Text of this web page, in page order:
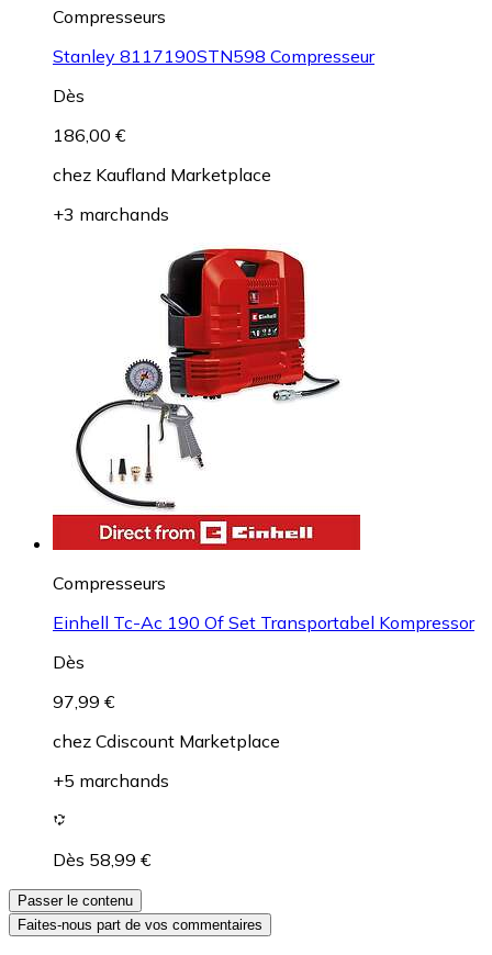
Compresseurs
Stanley 8117190STN598 Compresseur
Dès
186,00 €
chez Kaufland Marketplace
+3 marchands
Compresseurs
Einhell Tc-Ac 190 Of Set Transportabel Kompressor
Dès
97,99 €
chez Cdiscount Marketplace
+5 marchands
Dès 58,99 €
Passer le contenu
Faites-nous part de vos commentaires